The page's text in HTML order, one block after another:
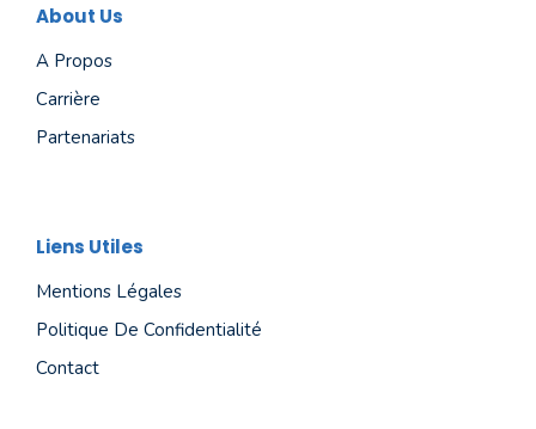
About Us
A Propos
Carrière
Partenariats
Liens Utiles
Mentions Légales
Politique De Confidentialité
Contact